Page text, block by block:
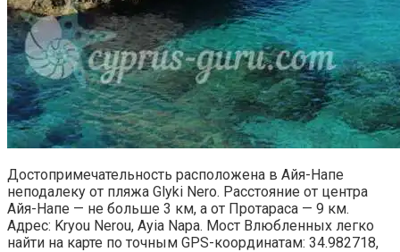
Достопримечательность расположена в Айя-Напе
неподалеку от пляжа Glyki Nero. Расстояние от центра
Айя-Напе — не больше 3 км, а от Протараса — 9 км.
Адрес: Kryou Nerou, Ayia Napa. Мост Влюбленных легко
найти на карте по точным GPS-координатам: 34.982718,